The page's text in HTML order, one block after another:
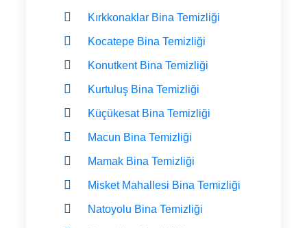
Kırkkonaklar Bina Temizliği
Kocatepe Bina Temizliği
Konutkent Bina Temizliği
Kurtuluş Bina Temizliği
Küçükesat Bina Temizliği
Macun Bina Temizliği
Mamak Bina Temizliği
Misket Mahallesi Bina Temizliği
Natoyolu Bina Temizliği